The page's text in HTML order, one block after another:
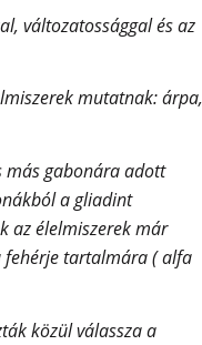
változatossággal és az
mutatnak: árpa,
más gabonára adott
a gliadint
az élelmiszerek már
fehérje tartalmára ( alfa
közül válassza a